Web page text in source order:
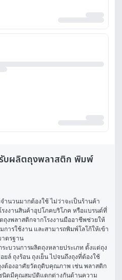
บผลิตถุงพลาสติก พิมพ์
ำนวนมากต้องใช้ ไม่ว่าจะเป็นร้านค้า
รงงานสินค้าอุปโภคบริโภค หรือแบรนด์ที่
งพลาสติกจากโรงงานมืออาชีพช่วยให้
ารใช้งาน และสามารถพิมพ์โลโก้ให้เข้า
ตรฐาน
ะบวนการผลิตถุงหลายประเภท ตั้งแต่ถุง
ล์ ถุงร้อน ถุงเย็น ไปจนถึงถุงที่ต้องใช้
งต้องอาศัยวัตถุดิบคุณภาพ เช่น พลาสติก
ชนิดมีคุณสมบัติแตกต่างกันด้านความ